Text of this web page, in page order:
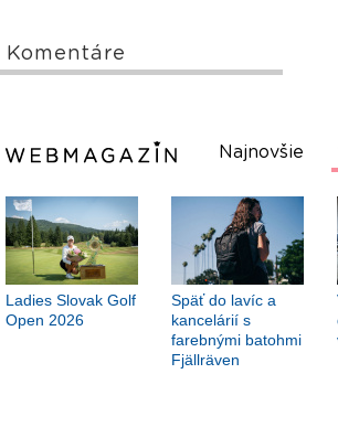
Komentáre
Najnovšie
Ladies Slovak Golf
Open 2026
Späť do lavíc a
kancelárií s
farebnými batohmi
Fjällräven